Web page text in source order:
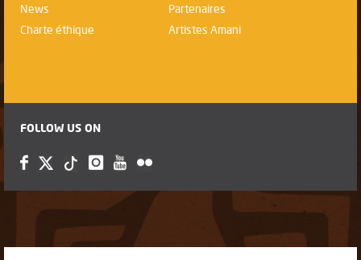
News
Charte éthique
Partenaires
Artistes Amani
FOLLOW US ON